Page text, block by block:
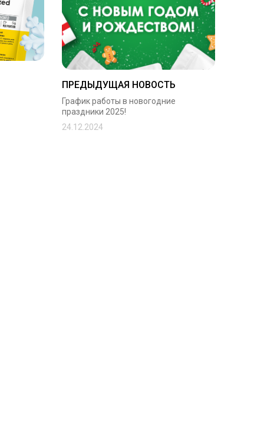
ПРЕДЫДУЩАЯ НОВОСТЬ
График работы в новогодние
праздники 2025!
24.12.2024